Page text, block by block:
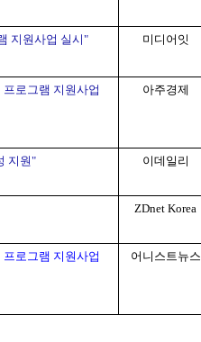
지원사업 실시" 미디어잇
프로그램 지원사업
아주경제
지원" 이데일리
ZDnet Korea
프로그램 지원사업
어니스트뉴스